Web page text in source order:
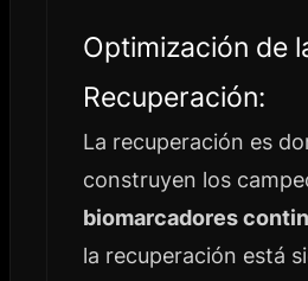
Optimización de
Recuperación:
La recuperación es
construyen los
biomarcadores
la recuperación está